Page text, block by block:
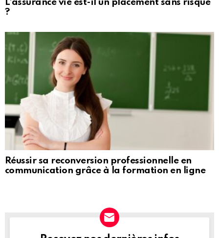
L’assurance vie est-il un placement sans risque
?
Réussir sa reconversion professionnelle en
communication grâce à la formation en ligne